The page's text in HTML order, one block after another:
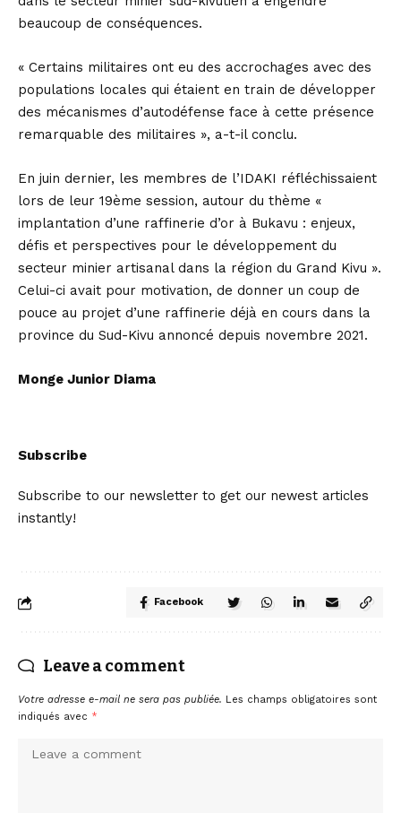
beaucoup de conséquences.
« Certains militaires ont eu des accrochages avec des
populations locales qui étaient en train de développer
des mécanismes d’autodéfense face à cette présence
remarquable des militaires », a-t-il conclu.
En juin dernier, les membres de l’IDAKI réfléchissaient
lors de leur 19ème session, autour du thème «
implantation d’une raffinerie d’or à Bukavu : enjeux,
défis et perspectives pour le développement du
secteur minier artisanal dans la région du Grand Kivu ».
Celui-ci avait pour motivation, de donner un coup de
pouce au projet d’une raffinerie déjà en cours dans la
province du Sud-Kivu annoncé depuis novembre 2021.
Monge Junior Diama
Subscribe
Subscribe to our newsletter to get our newest articles
instantly!
Facebook
Leave a comment
Votre adresse e-mail ne sera pas publiée. Les champs obligatoires sont
indiqués avec *